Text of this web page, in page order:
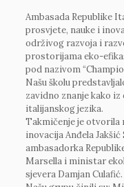
Ambasada Republike
prosvjete, nauke i
održivog razvoja i
prostorijama eko-
pod nazivom
Našu školu
zavidno znanje kako
italijanskog jezika.
Takmičenje je otvorila
inovacija Anđela
ambasadorka
Marsella i ministar
sjevera Damjan Culafić.